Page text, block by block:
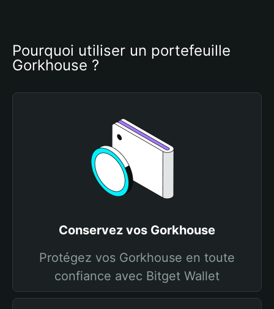
Pourquoi utiliser un portefeuille
Gorkhouse ?
Conservez vos Gorkhouse
Protégez vos Gorkhouse en toute
confiance avec Bitget Wallet